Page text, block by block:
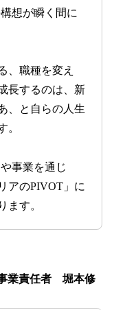
想が瞬く間に
、職種を変え
長するのは、新
、と自らの人生
。
事業を通じ
アのPIVOT」に
ます。
業責任者 堀本修